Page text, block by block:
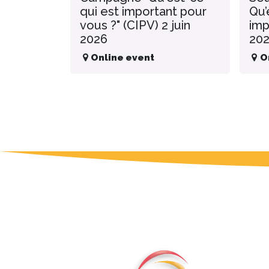
qui est important pour
vous ?" (CIPV) 2 juin
2026
Online event